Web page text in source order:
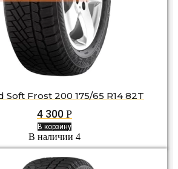
Soft Frost 200 175/65 R14 82T
4 300 Р
В корзину
В наличии 4